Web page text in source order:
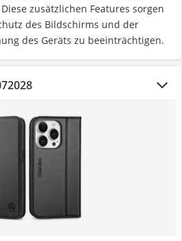
zusätzlichen Features sorgen
des Bildschirms und der
des Geräts zu beeinträchtigen.